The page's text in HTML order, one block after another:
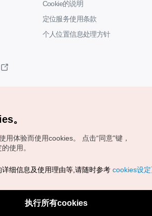
Cookie的说明
定位服务使用条款
个人位置信息处理方针
旅游发展局版权所有
箱
。
用体验而使用cookies。
点击“同意"键，
使用。
细信息及使用理由等,请随时参考 cookies设
执行所有cookies